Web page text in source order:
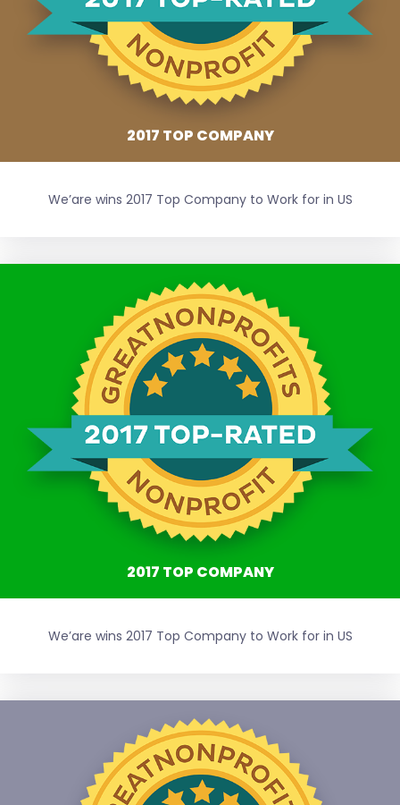
2017 TOP COMPANY
We’are wins 2017 Top Company to Work for in US
2017 TOP COMPANY
We’are wins 2017 Top Company to Work for in US